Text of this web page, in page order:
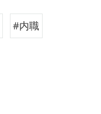
#内職